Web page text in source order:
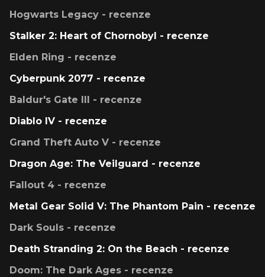
Hogwarts Legacy - recenze
Stalker 2: Heart of Chornobyl - recenze
Elden Ring - recenze
Cyberpunk 2077 - recenze
Baldur's Gate III - recenze
Diablo IV - recenze
Grand Theft Auto V - recenze
Dragon Age: The Veilguard - recenze
Fallout 4 - recenze
Metal Gear Solid V: The Phantom Pain - recenze
Dark Souls - recenze
Death Stranding 2: On the Beach - recenze
Doom: The Dark Ages - recenze